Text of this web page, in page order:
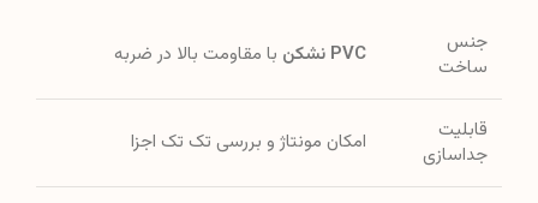
جنس
ساخت
PVC نشکن با مقاومت بالا در ضربه
قابلیت
جداسازی
امکان مونتاژ و بررسی تک تک اجزا